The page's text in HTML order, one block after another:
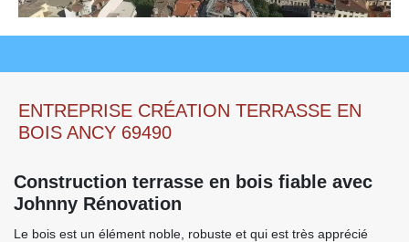
ENTREPRISE CRÉATION TERRASSE EN
BOIS ANCY 69490
Construction terrasse en bois fiable avec
Johnny Rénovation
Le bois est un élément noble, robuste et qui est très apprécié